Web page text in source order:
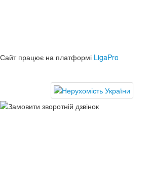
Сайт працює на платформі LigaPro